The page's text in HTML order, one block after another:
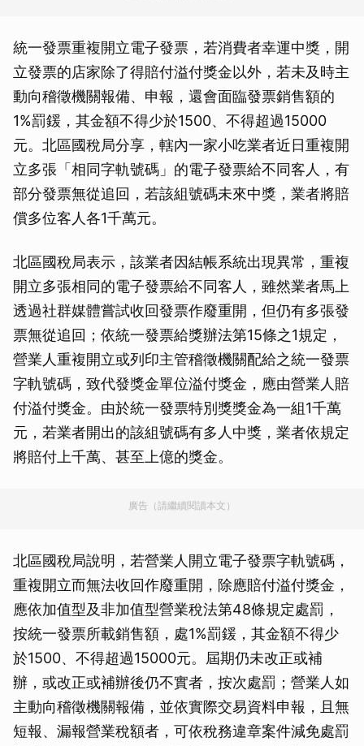
統一發票重複開立電子發票，若消費者幸運中獎，開
立發票的店家除了得賠付溢付獎金以外，若未及時主
動向稽徵機關報備、申報，還會面臨發票銷售額的
1%罰鍰，其金額不得少於1500、不得超過15000
元。北區國稅局分享，轄內一家小吃業者近日重複開
立多張「相同字軌號碼」的電子發票給不同客人，有
部分發票無從追回，若該組號碼未來中獎，業者將賠
償多位客人各1千萬元。
北區國稅局表示，該業者因結帳系統出現異常，重複
開立多張相同的電子發票給不同客人，雖然業者馬上
透過社群媒體嘗試收回發票作廢重開，但仍有多張發
票無從追回；依統一發票給獎辦法第15條之1規定，
營業人重複開立或列印主管稽徵機關配給之統一發票
字軌號碼，致代發獎金單位溢付獎金，應由營業人賠
付溢付獎金。由於統一發票特別獎獎金為一組1千萬
元，若業者開出的該組號碼有多人中獎，業者依規定
將賠付上千萬、甚至上億的獎金。
廣告（請繼續閱讀本文）
北區國稅局說明，若營業人開立電子發票字軌號碼，
重複開立而無法收回作廢重開，除應賠付溢付獎金，
應依加值型及非加值型營業稅法第48條規定處罰，
按統一發票所載銷售額，處1%罰鍰，其金額不得少
於1500、不得超過15000元。屆期仍未改正或補
辦，或改正或補辦後仍不實者，按次處罰；營業人如
主動向稽徵機關報備，並依實際交易資料申報，且無
短報、漏報營業稅額者，可依稅務違章案件減免處罰